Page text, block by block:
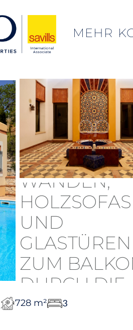
MEHR
728 m² 3